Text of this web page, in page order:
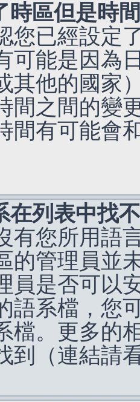
時區但是時
您已經設定
可能是因為
其他的國家
間之間的變
間有可能會
在列表中找
有您所用語
的管理員並
員是否可以
語系檔，您
檔。更多的
到（連結請